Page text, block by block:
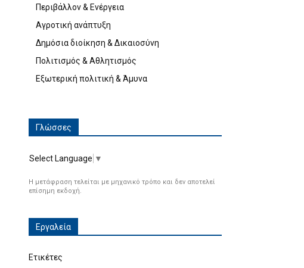
Περιβάλλον & Ενέργεια
Αγροτική ανάπτυξη
Δημόσια διοίκηση & Δικαιοσύνη
Πολιτισμός & Αθλητισμός
Εξωτερική πολιτική & Άμυνα
Γλώσσες
Select Language ▼
Η μετάφραση τελείται με μηχανικό τρόπο και δεν αποτελεί
επίσημη εκδοχή.
Εργαλεία
Ετικέτες